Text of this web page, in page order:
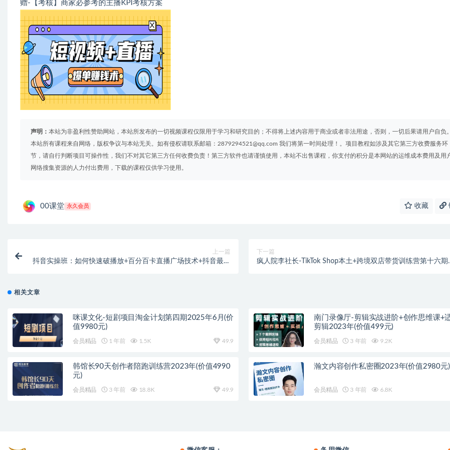
赠-【考核】商家必参考的主播KPI考核方案
声明： 本站为非盈利性赞助网站，本站所发布的一切视频课程仅限用于学习和研究目的；不得将上述内容用于商业或者非法用途，否则，一切后果请用户自负。
本站所有课程来自网络，版权争议与本站无关。如有侵权请联系邮箱：2879294521@qq.com 我们将第一时间处理！。项目教程如涉及其它第三方收费服务环
节，请自行判断项目可操作性，我们不对其它第三方任何收费负责！第三方软件也请谨慎使用，本站不出售课程，你支付的积分是本网站的运维成本费用及用
网络搜集资源的人力付出费用，下载的课程仅供学习使用。
00课堂 永久会员 收藏
上一篇
抖音实操班：如何快速破播放+百分百卡直播广场技术+抖音最新
下一篇
疯人院李社长-TikTok Shop本土+跨境双店带货训练营第十六期
相关文章
咪课文化-短剧项目淘金计划第四期2025年6月(价
值9980元)
会员精品 1 年前 1.5K 49.9
南门录像厅-剪辑实战进阶+创作思维课+
剪辑2023年(价值499元)
会员精品 3 年前 9.2K
韩馆长90天创作者陪跑训练营2023年(价值4990
元)
会员精品 3 年前 18.8K 49.9
瀚文内容创作私密圈2023年(价值2980元)
会员精品 3 年前 6.8K